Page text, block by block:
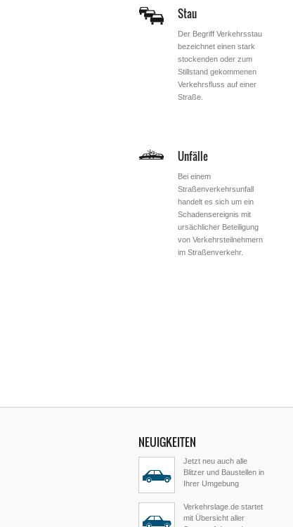
Stau
Der Begriff Verkehrsstau
bezeichnet einen stark
stockenden oder zum
Stillstand gekommenen
Verkehrsfluss auf einer
Straße.
Unfälle
Bei einem
Straßenverkehrsunfall
handelt es sich um ein
Schadensereignis mit
ursächlicher Beteiligung
von Verkehrsteilnehmern
im Straßenverkehr.
NEUIGKEITEN
Jetzt neu auch alle
Blitzer und Baustellen in
Ihrer Umgebung
Verkehrslage.de startet
mit Übersicht aller